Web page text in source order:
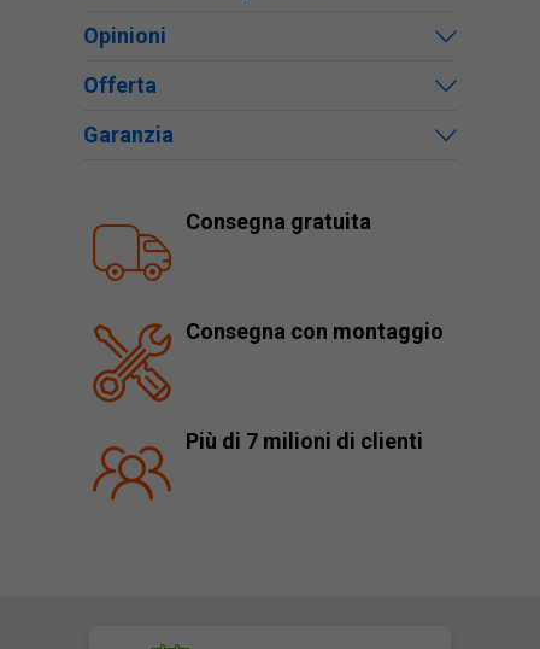
Opinioni
Offerta
Garanzia
Consegna gratuita
Consegna con montaggio
Più di 7 milioni di clienti